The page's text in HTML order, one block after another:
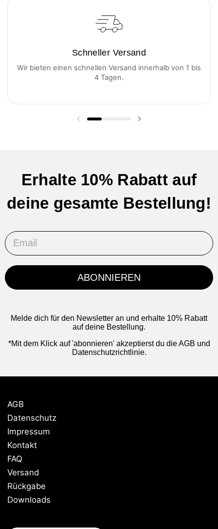
Schneller Versand
Wir bieten einen schnellen Versand innerhalb von 1 bis
4 Tagen.
Vorherige Folie
Erhalte 10% Rabatt auf
deine gesamte Bestellung!
Email
ABONNIEREN
Melde dich für den Newsletter an und erhalte 10% Rabatt
auf deine Bestellung.
*Mit dem Klick auf 'abonnieren' akzeptierst du die AGB und
Datenschutzrichtlinie.
AGB
Datenschutz
Impressum
Kontakt
FAQ
Versand
Rückgabe
Downloads